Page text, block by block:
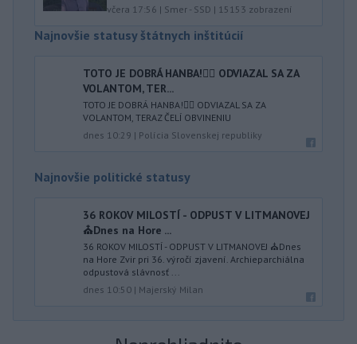
včera 17:56 | Smer - SSD | 15153 zobrazení
Najnovšie statusy štátnych inštitúcií
TOTO JE DOBRÁ HANBA!🤦‍♂️ ODVIAZAL SA ZA
VOLANTOM, TER...
TOTO JE DOBRÁ HANBA!🤦‍♂️ ODVIAZAL SA ZA
VOLANTOM, TERAZ ČELÍ OBVINENIU
dnes 10:29 | Polícia Slovenskej republiky
Najnovšie politické statusy
36 ROKOV MILOSTÍ - ODPUST V LITMANOVEJ
⛪️Dnes na Hore ...
36 ROKOV MILOSTÍ - ODPUST V LITMANOVEJ ⛪️Dnes
na Hore Zvir pri 36. výročí zjavení. Archieparchiálna
odpustová slávnosť ...
dnes 10:50 | Majerský Milan